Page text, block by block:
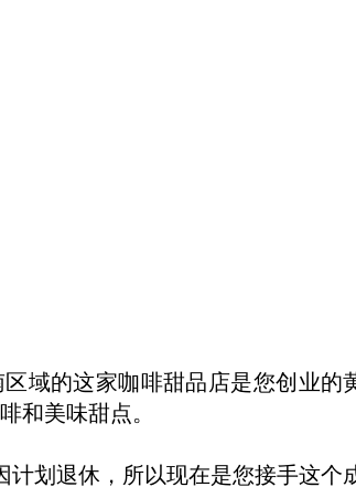
域的这家咖啡甜品店是您创业
和美味甜点。
划退休，所以现在是您接手这个